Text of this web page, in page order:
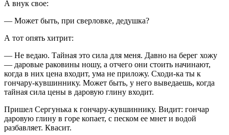
А внук свое:
— Может быть, при сверловке, дедушка?
А тот опять хитрит:
— Не ведаю. Тайная это сила для меня. Давно на берег хожу
— даровые раковины ношу, а отчего они стоить начинают,
когда в них цена входит, ума не приложу. Сходи-ка ты к
гончару-кувшиннику. Может быть, у него выведаешь, когда
тайная сила цены в даровую глину входит.
Пришел Сергунька к гончару-кувшиннику. Видит: гончар
даровую глину в горе копает, с песком ее мнет и водой
разбавляет. Квасит.